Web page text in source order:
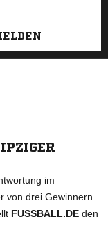
im
von drei Gewinnern
FUSSBALL.DE den